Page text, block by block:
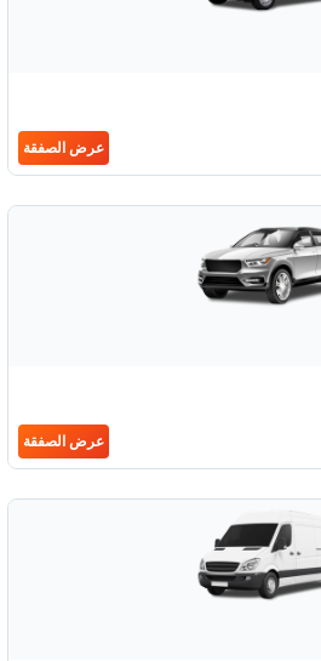
عرض الصفقة
عرض الصفقة